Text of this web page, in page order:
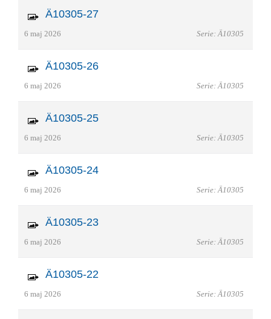
Ä10305-27
6 maj 2026 Serie: Ä10305
Ä10305-26
6 maj 2026 Serie: Ä10305
Ä10305-25
6 maj 2026 Serie: Ä10305
Ä10305-24
6 maj 2026 Serie: Ä10305
Ä10305-23
6 maj 2026 Serie: Ä10305
Ä10305-22
6 maj 2026 Serie: Ä10305